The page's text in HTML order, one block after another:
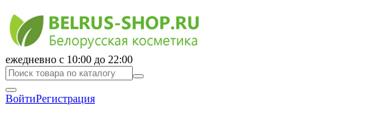
ежедневно с 10:00 до 22:00
ВойтиРегистрация